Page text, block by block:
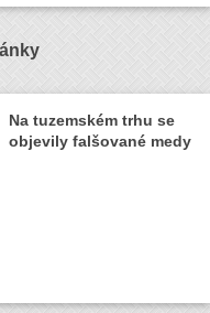
Na tuzemském trhu se
objevily falšované medy